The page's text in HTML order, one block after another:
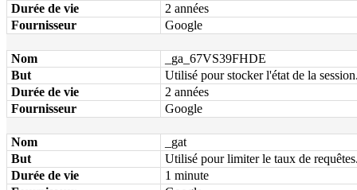
Durée de vie
2 années
Fournisseur
Google
Nom
_ga_67VS39FHDE
But
Utilisé pour stocker l'état de la
Durée de vie
2 années
Fournisseur
Google
Nom
_gat
But
Utilisé pour limiter le taux de
Durée de vie
1 minute